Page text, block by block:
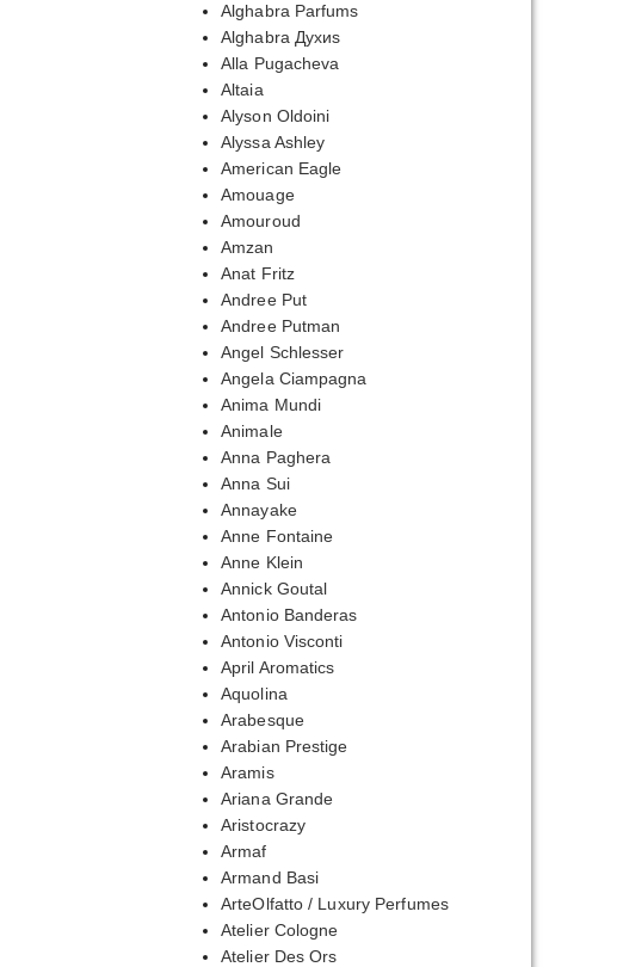
Alghabra Parfums
Alghabra Духиs
Alla Pugacheva
Altaia
Alyson Oldoini
Alyssa Ashley
American Eagle
Amouage
Amouroud
Amzan
Anat Fritz
Andree Put
Andree Putman
Angel Schlesser
Angela Ciampagna
Anima Mundi
Animale
Anna Paghera
Anna Sui
Annayake
Anne Fontaine
Anne Klein
Annick Goutal
Antonio Banderas
Antonio Visconti
April Aromatics
Aquolina
Arabesque
Arabian Prestige
Aramis
Ariana Grande
Aristocrazy
Armaf
Armand Basi
ArteOlfatto / Luxury Perfumes
Atelier Cologne
Atelier Des Ors